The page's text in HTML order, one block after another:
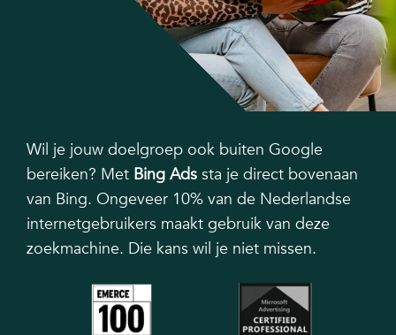
Wil je jouw doelgroep ook buiten Google
bereiken? Met Bing Ads sta je direct bovenaan
van Bing. Ongeveer 10% van de Nederlandse
internetgebruikers maakt gebruik van deze
zoekmachine. Die kans wil je niet missen.